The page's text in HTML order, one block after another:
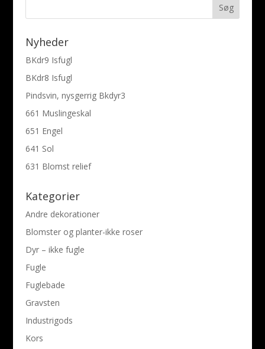
Nyheder
BKdr9 Isfugl
BKdr8 Isfugl
Pindsvin, nysgerrig Bkdyr3
661 Muslingeskal
651 Engel
641 Sol
631 Blomst relief
Kategorier
Andre dekorationer
Blomster og planter-ikke roser
Dyr – ikke fugle
Fugle
Fuglebade
Gravsten
Industrigods
Kors